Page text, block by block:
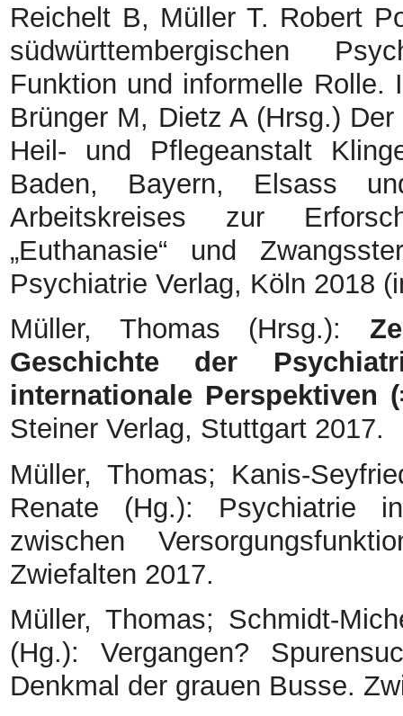
Reichelt B, Müller T. Robert
südwürttembergischen
Funktion und informelle
Brünger M, Dietz A (Hrsg.)
Heil- und Pflegeanstalt
Baden, Bayern, Elsass
Arbeitskreises zur
„Euthanasie“ und
Psychiatrie Verlag, Köln 2018
Müller, Thomas (Hrsg.):
Geschichte der
internationale Perspektiven
Steiner Verlag, Stuttgart 2017.
Müller, Thomas; Kanis-
Renate (Hg.): Psychiatrie
zwischen
Zwiefalten 2017.
Müller, Thomas; Schmidt-
(Hg.): Vergangen?
Denkmal der grauen Busse.